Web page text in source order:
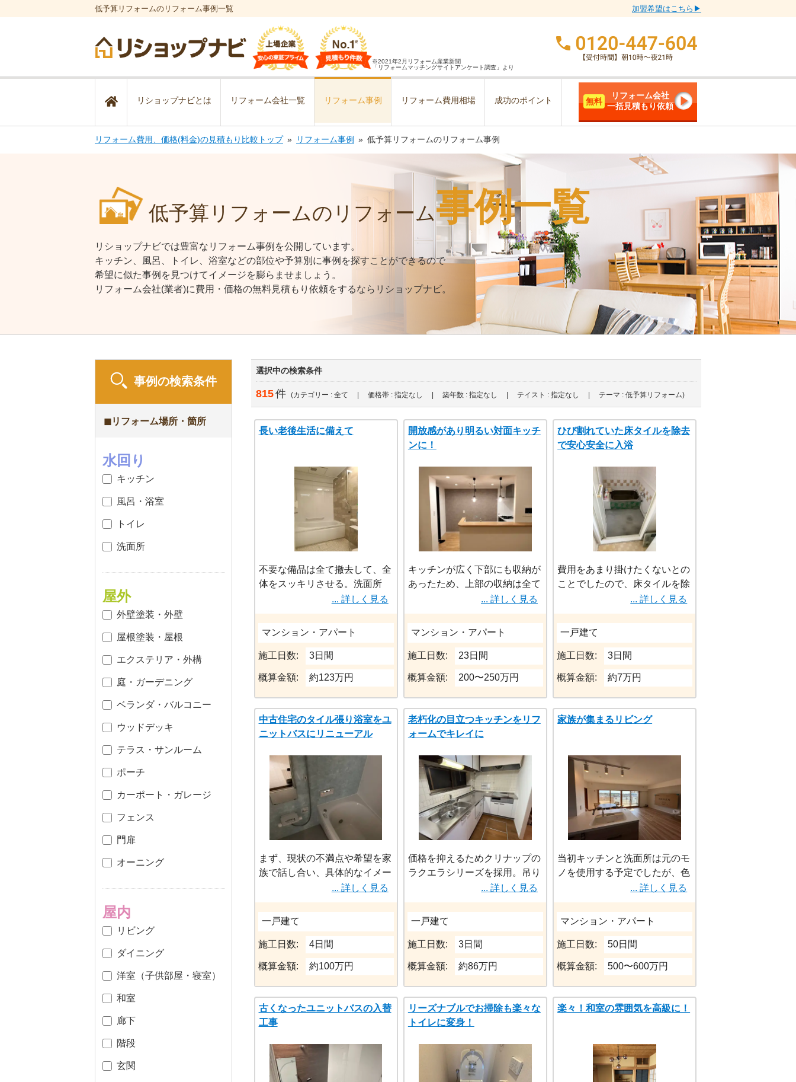
低予算リフォームのリフォーム事例一覧 加盟希望はこちら▶
※2021年2月リフォーム産業新聞
「リフォームマッチングサイトアンケート調査」より
リショップナビとは リフォーム会社一覧 リフォーム事例 リフォーム費用相場 成功のポイント 無料
リフォーム会社
一括見積もり依頼
リフォーム費用、価格(料金)の見積もり比較トップ リフォーム事例 低予算リフォームのリフォーム事例
低予算リフォームのリフォーム事例一覧
リショップナビでは豊富なリフォーム事例を公開しています。
キッチン、風呂、トイレ、浴室などの部位や予算別に事例を探すことができるので
希望に似た事例を見つけてイメージを膨らませましょう。
リフォーム会社(業者)に費用・価格の無料見積もり依頼をするならリショップナビ。
事例の検索条件
◼︎リフォーム場所・箇所
水回り
キッチン
風呂・浴室
トイレ
洗面所
屋外
外壁塗装・外壁
屋根塗装・屋根
エクステリア・外構
庭・ガーデニング
ベランダ・バルコニー
ウッドデッキ
テラス・サンルーム
ポーチ
カーポート・ガレージ
フェンス
門扉
オーニング
屋内
リビング
ダイニング
洋室（子供部屋・寝室）
和室
廊下
階段
玄関
選択中の検索条件
815件 (カテゴリー : 全て | 価格帯 : 指定なし | 築年数 : 指定なし | テイスト : 指定なし | テーマ : 低予算リフォーム)
長い老後生活に備えて
不要な備品は全て撤去して、全
体をスッキリさせる。洗面所
も、古い棚は撤去してマグネッ
トパネルで代用させる。
... 詳しく見る
マンション・アパート
施工日数: 3日間
概算金額: 約123万円
開放感があり明るい対面キッチ
ンに！
キッチンが広く下部にも収納が
あったため、上部の収納は全て
取り払いシンプルで綺麗な改造
をすることを提案頂きました
クローゼットの扉も補修シート
を貼る簡易的なものではなく、
少々高くなるものの交換した方
が永く使えることも提案
クロスもデザインが豊富かつ機
能性、耐久性が優れた1000番
クロスで施工頂きました
フルリノベに匹敵する満足感を
少ない予算で得られました
... 詳しく見る
マンション・アパート
施工日数: 23日間
概算金額: 200〜250万円
ひび割れていた床タイルを除去
で安心安全に入浴
費用をあまり掛けたくないとの
ことでしたので、床タイルを除
去。ご高齢のお母様に配慮し、
モルタルで仕上げ滑りにくくさ
せていただきました。
... 詳しく見る
一戸建て
施工日数: 3日間
概算金額: 約7万円
中古住宅のタイル張り浴室をユ
ニットバスにリニューアル
まず、現状の不満点や希望を家
族で話し合い、具体的なイメー
ジを膨らませることが重要で
す。事例としては、浴室の移
動、広々とした浴槽、掃除のし
やすい浴室、暖かく快適な空
間、バリアフリー化などが挙げ
られます。
... 詳しく見る
一戸建て
施工日数: 4日間
概算金額: 約100万円
老朽化の目立つキッチンをリフ
ォームでキレイに
価格を抑えるためクリナップの
ラクエラシリーズを採用。吊り
戸棚は従来のものを流用、換気
扇はフードは替えずに壊れてい
た換気扇のみ交換。
... 詳しく見る
一戸建て
施工日数: 3日間
概算金額: 約86万円
家族が集まるリビング
当初キッチンと洗面所は元のモ
ノを使用する予定でしたが、色
味や食洗機へのこだわりから予
算内で叶う商品を提案していた
だきました。また二重窓にする
ことで結露と防音対策ができ、
窓リノベの助成金を使用し価格
を抑えることができました。
... 詳しく見る
マンション・アパート
施工日数: 50日間
概算金額: 500〜600万円
古くなったユニットバスの入替
工事
リーズナブルでお掃除も楽々な
トイレに変身！
楽々！和室の雰囲気を高級に！